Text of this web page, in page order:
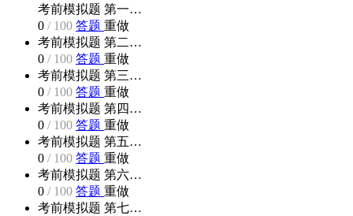
考前模拟题 第一…
0 / 100 答题 重做
考前模拟题 第二…
0 / 100 答题 重做
考前模拟题 第三…
0 / 100 答题 重做
考前模拟题 第四…
0 / 100 答题 重做
考前模拟题 第五…
0 / 100 答题 重做
考前模拟题 第六…
0 / 100 答题 重做
考前模拟题 第七…